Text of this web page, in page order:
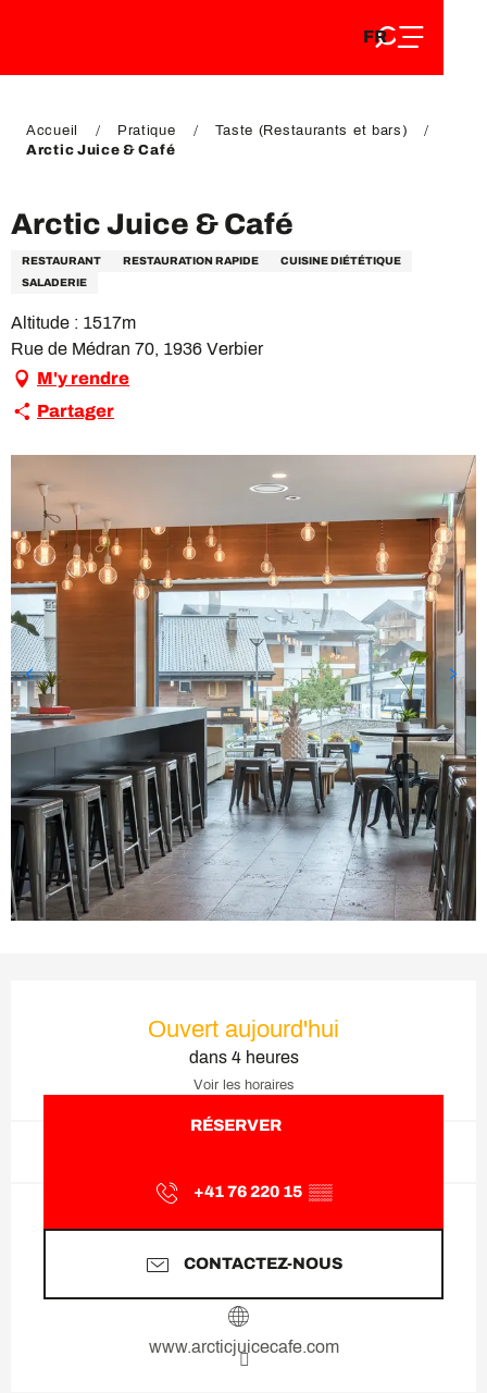
DE
FR
EN
Accueil Pratique
Taste (Restaurants et bars)
Arctic Juice & Café
Arctic Juice & Café
RESTAURANT RESTAURATION RAPIDE
CUISINE DIÉTÉTIQUE
SALADERIE
Altitude : 1517m
Rue de Médran 70, 1936 Verbier
M'y rendre
Partager
Ouvert aujourd'hui
dans 4 heures
Voir les horaires
RÉSERVER
+41 76 220 15 ▒▒
CONTACTEZ-NOUS
www.arcticjuicecafe.com